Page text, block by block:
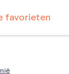
favorieten